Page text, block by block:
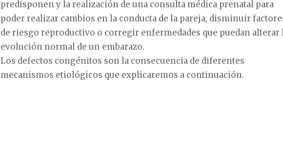
predisponen y la realización de una consulta médica prenatal para
poder realizar cambios en la conducta de la pareja, disminuir
de riesgo reproductivo o corregir enfermedades que puedan alterar
evolución normal de un embarazo.
Los defectos congénitos son la consecuencia de diferentes
mecanismos etiológicos que explicaremos a continuación.